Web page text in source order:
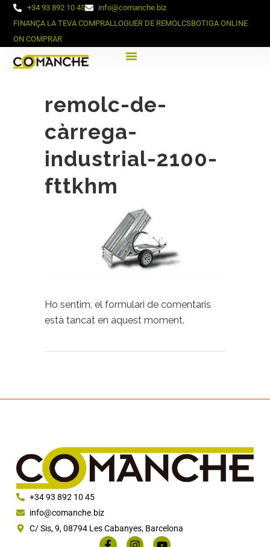
+34 93 892 10 45
info@comanche.biz
FINANÇA LA TEVA COMPRALLOGUER DE REMOLCSBOTIGA ONLINE
ON COMPRAR
remolc-de-
càrrega-
industrial-2100-
fttkhm
Ho sentim, el formulari de comentaris
està tancat en aquest moment.
+34 93 892 10 45
info@comanche.biz
C/ Sis, 9, 08794 Les Cabanyes, Barcelona